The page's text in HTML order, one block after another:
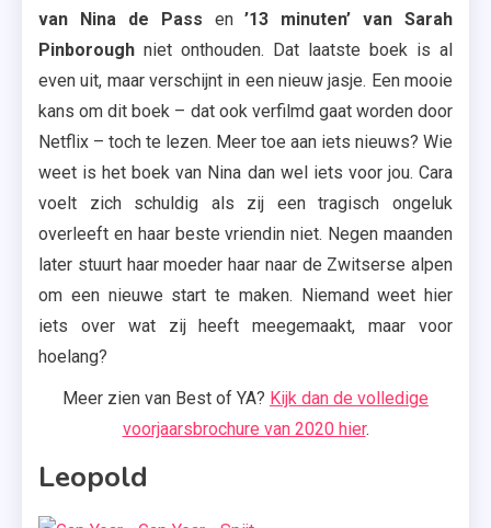
van Nina de Pass en’13 minuten’ van Sarah
Pinborough niet onthouden. Dat laatste boek is al
even uit, maar verschijnt in een nieuw jasje. Een mooie
kans om dit boek – dat ook verfilmd gaat worden door
Netflix – toch te lezen. Meer toe aan iets nieuws? Wie
weet is het boek van Nina dan wel iets voor jou. Cara
voelt zich schuldig als zij een tragisch ongeluk
overleeft en haar beste vriendin niet. Negen maanden
later stuurt haar moeder haar naar de Zwitserse alpen
om een nieuwe start te maken. Niemand weet hier
iets over wat zij heeft meegemaakt, maar voor
hoelang?
Meer zien van Best of YA? Kijk dan de volledige
voorjaarsbrochure van 2020 hier.
Leopold